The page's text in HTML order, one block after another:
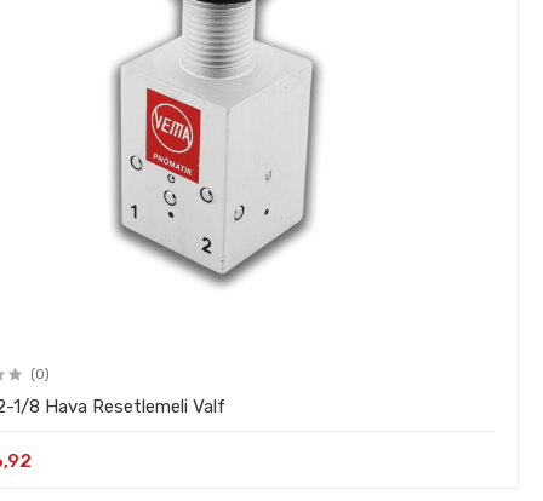
(0)
1/8 Hava Resetlemeli Valf